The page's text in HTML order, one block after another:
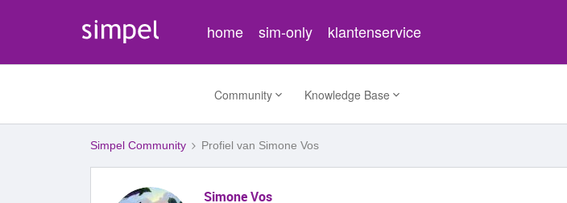
home sim-only klantenservice
Community Knowledge Base
Simpel Community Profiel van Simone Vos
Simone Vos